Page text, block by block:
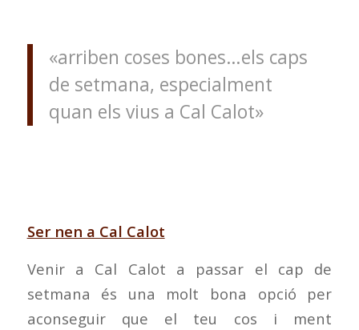
«arriben coses bones…els caps
de setmana, especialment
quan els vius a Cal Calot»
Ser nen a Cal Calot
Venir a Cal Calot a passar el cap de
setmana és una molt bona opció per
aconseguir que el teu cos i ment